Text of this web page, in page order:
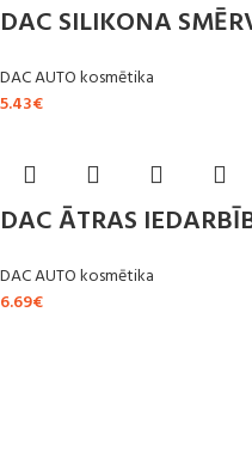
DAC SILIKONA
DAC AUTO kosmētika
5.43€
DAC ĀTRAS
DAC AUTO kosmētika
6.69€